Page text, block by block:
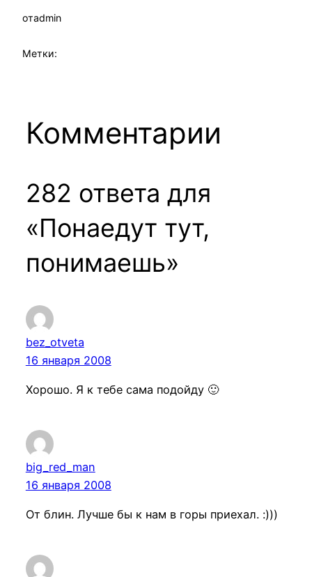
отadmin
Метки:
Комментарии
282 ответа для
«Понаедут тут,
понимаешь»
bez_otveta
16 января 2008
Хорошо. Я к тебе сама подойду 🙂
big_red_man
16 января 2008
От блин. Лучше бы к нам в горы приехал. :)))